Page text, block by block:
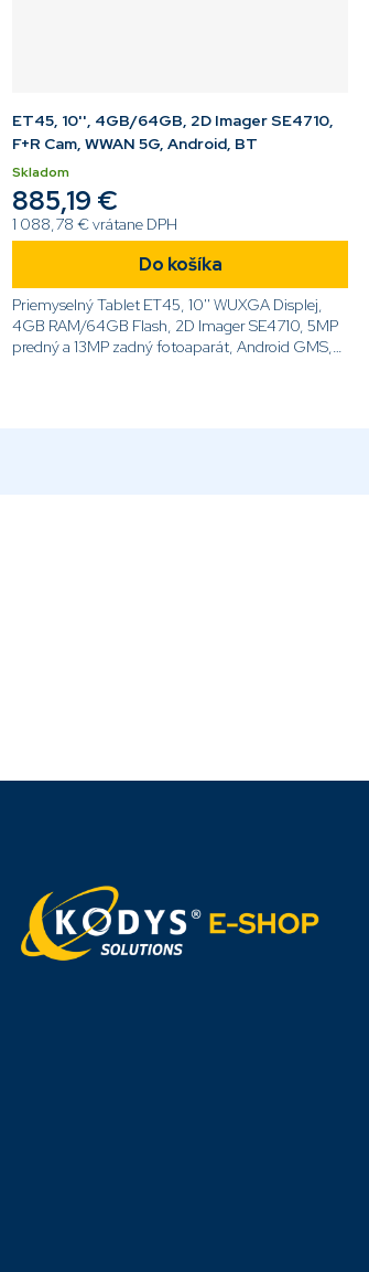
ET45, 10'', 4GB/64GB, 2D Imager SE4710,
F+R Cam, WWAN 5G, Android, BT
Skladom
1 088,78 € vrátane DPH
885,19 €
Do košíka
Priemyselný Tablet ET45, 10'' WUXGA Displej,
4GB RAM/64GB Flash, 2D Imager SE4710, 5MP
predný a 13MP zadný fotoaparát, Android GMS,